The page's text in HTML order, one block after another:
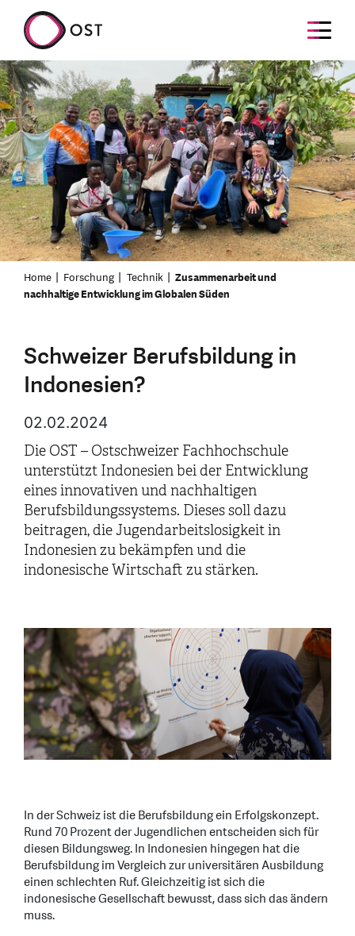
Home Forschung Technik
Zusammenarbeit und
nachhaltige Entwicklung im Globalen Süden
Schweizer Berufsbildung in
Indonesien?
02.02.2024
Die OST – Ostschweizer Fachhochschule
unterstützt Indonesien bei der Entwicklung
eines innovativen und nachhaltigen
Berufsbildungssystems. Dieses soll dazu
beitragen, die Jugendarbeitslosigkeit in
Indonesien zu bekämpfen und die
indonesische Wirtschaft zu stärken.
In der Schweiz ist die Berufsbildung ein Erfolgskonzept.
Rund 70 Prozent der Jugendlichen entscheiden sich für
diesen Bildungsweg. In Indonesien hingegen hat die
Berufsbildung im Vergleich zur universitären Ausbildung
einen schlechten Ruf. Gleichzeitig ist sich die
indonesische Gesellschaft bewusst, dass sich das ändern
muss.